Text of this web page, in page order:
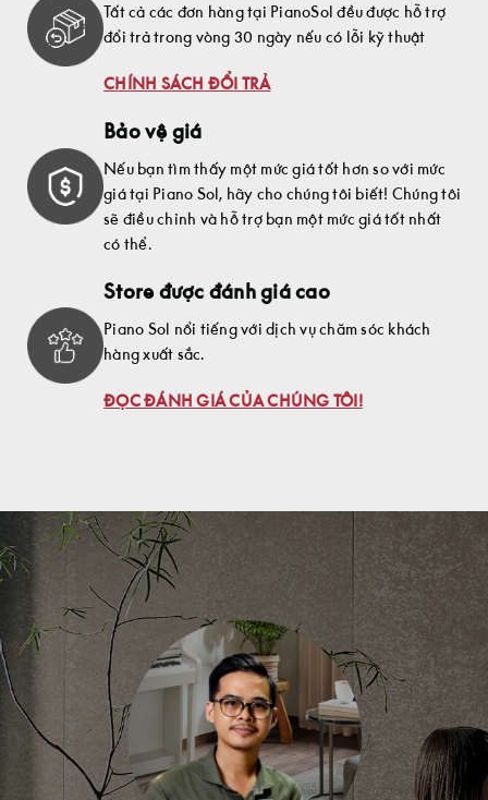
Tất cả các đơn hàng tại PianoSol đều được hỗ trợ
đổi trả trong vòng 30 ngày nếu có lỗi kỹ thuật
CHÍNH SÁCH ĐỔI TRẢ
Bảo vệ giá
Nếu bạn tìm thấy một mức giá tốt hơn so với mức
giá tại Piano Sol, hãy cho chúng tôi biết! Chúng tôi
sẽ điều chỉnh và hỗ trợ bạn một mức giá tốt nhất
có thể.
Store được đánh giá cao
Piano Sol nổi tiếng với dịch vụ chăm sóc khách
hàng xuất sắc.
ĐỌC ĐÁNH GIÁ CỦA CHÚNG TÔI!